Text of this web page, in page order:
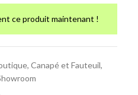
ce produit maintenant !
, Canapé et Fauteuil,